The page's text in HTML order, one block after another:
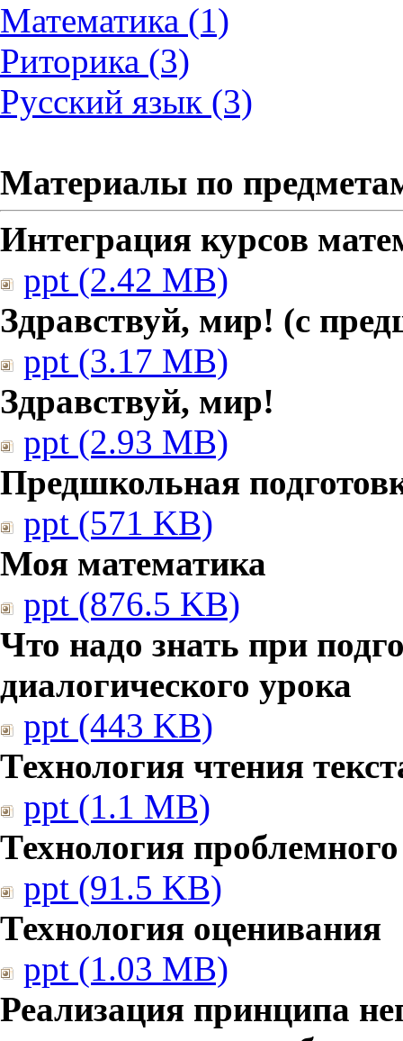
Математика (1)
Риторика (3)
Русский язык (3)
Материалы по
Интеграция курсов
ppt (2.42 MB)
Здравствуй, мир! (с
ppt (3.17 MB)
Здравствуй, мир!
ppt (2.93 MB)
Предшкольная
ppt (571 KB)
Моя математика
ppt (876.5 KB)
Что надо знать при
диалогического урока
ppt (443 KB)
Технология чтения
ppt (1.1 MB)
Технология
ppt (91.5 KB)
Технология оценивания
ppt (1.03 MB)
Реализация принципа